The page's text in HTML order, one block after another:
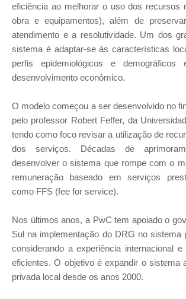
eficiência ao melhorar o uso dos recursos
obra e equipamentos), além de
atendimento e a resolutividade. Um dos
sistema é adaptar-se às características
perfis epidemiológicos e
desenvolvimento econômico.
O modelo começou a ser desenvolvido no
pelo professor Robert Feffer, da
tendo como foco revisar a utilização de
dos serviços. Décadas de
desenvolver o sistema que rompe com o
remuneração baseado em serviços
como FFS (fee for service).
Nos últimos anos, a PwC tem apoiado o
Sul na implementação do DRG no sistema
considerando a experiência internacional
eficientes. O objetivo é expandir o sistema
privada local desde os anos 2000.